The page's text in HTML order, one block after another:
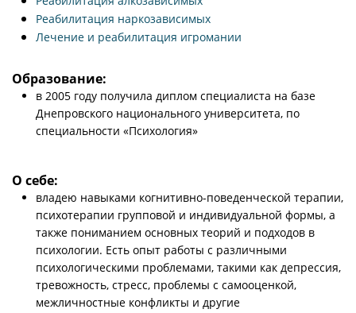
Реабилитация наркозависимых
Лечение и реабилитация игромании
Образование:
в 2005 году получила диплом специалиста на базе
Днепровского национального университета, по
специальности «Психология»
О себе:
владею навыками когнитивно-поведенческой терапии,
психотерапии групповой и индивидуальной формы, а
также пониманием основных теорий и подходов в
психологии. Есть опыт работы с различными
психологическими проблемами, такими как депрессия,
тревожность, стресс, проблемы с самооценкой,
межличностные конфликты и другие